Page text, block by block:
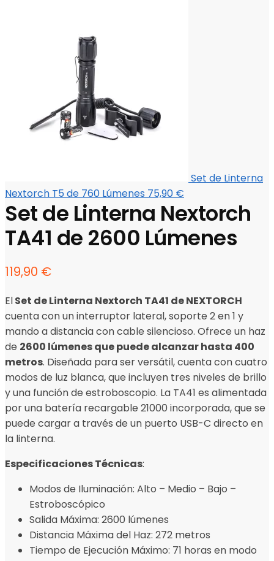
Set de Linterna
Nextorch T5 de 760 Lúmenes 75,90 €
Set de Linterna Nextorch
TA41 de 2600 Lúmenes
119,90 €
ElSet de Linterna Nextorch TA41 de NEXTORCH
cuenta con un interruptor lateral, soporte 2 en 1 y
mando a distancia con cable silencioso. Ofrece un haz
de 2600 lúmenes que puede alcanzar hasta 400
metros. Diseñada para ser versátil, cuenta con cuatro
modos de luz blanca, que incluyen tres niveles de brillo
y una función de estroboscopio. La TA41 es alimentada
por una batería recargable 21000 incorporada, que se
puede cargar a través de un puerto USB-C directo en
la linterna.
Especificaciones Técnicas:
Modos de Iluminación: Alto – Medio – Bajo –
Estroboscópico
Salida Máxima: 2600 lúmenes
Distancia Máxima del Haz: 272 metros
Tiempo de Ejecución Máximo: 71 horas en modo